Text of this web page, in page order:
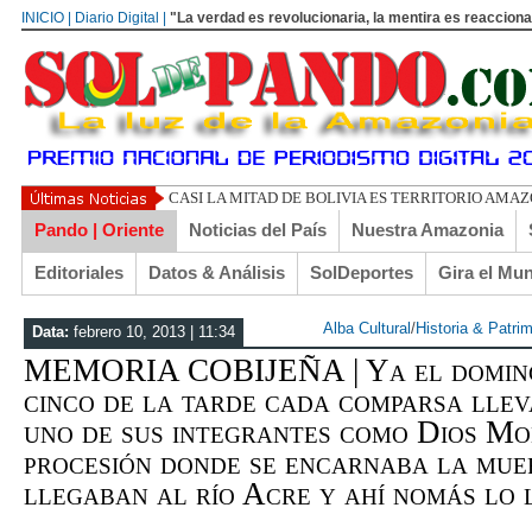
INICIO | Diario Digital | "La verdad es revolucionaria, la mentira es
UN LIBERTARIO LLAMADO EL TUR
Pando | Oriente Noticias del País Nuestra Amazonia
Editoriales Datos & Análisis SolDeportes Gira el
Data: febrero 10, 2013 | 11:34 Alba Cultural/Historia &
MEMORIA COBIJEÑA | Ya el
cinco de la tarde cada comparsa
uno de sus integrantes como Dios
procesión donde se encarnaba la
llegaban al río Acre y ahí nomás